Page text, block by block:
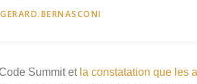
GERARD.BERNASCONI
Summit etla constatation que les